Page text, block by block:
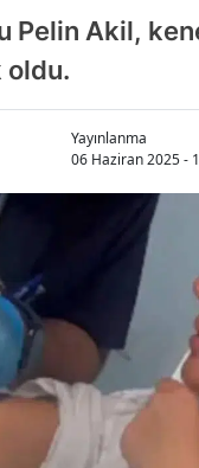
Pelin Akil,
oldu.
Yayınlanma
06 Haziran 2025 -